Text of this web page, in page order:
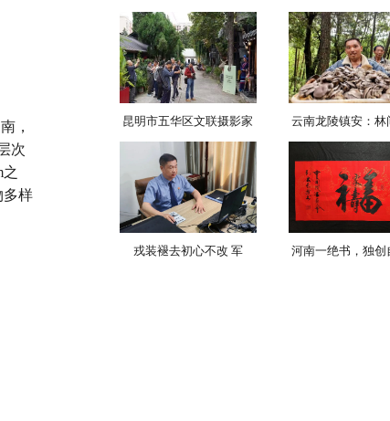
，
次
多样
昆明市五华区文联摄影家 云南龙陵镇安：林
戎装褪去初心不改 军 河南一绝书，独创